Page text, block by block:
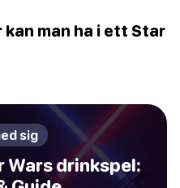
man ha i ett Star
sig
Wars drinkspel: